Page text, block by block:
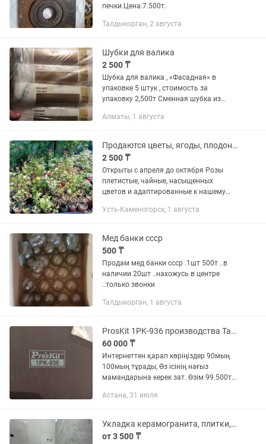
печки.Цена:7.500т.
Талдыкорган, 2 августа
Шубки для валика
2 500 ₸
Шубка для валика , «Фасадная» в
упаковке 5 штук , стоимость за
упаковку 2,500т Сменная шубка из
предназначена для окрашивания
(бетон,...
Алматы, 1 августа
Продаются цветы, ягоды, плодоносные деревья для сада
2 500 ₸
Открыты с апреля до октября Розы
плетистые, чайные, насыщенных
цветов и адаптированные к нашему
красная, 1500т Малина красная
Усть-Каменогорск, 1 августа
Мед банки ссср
500 ₸
Продам мед банки ссср .1шт 500т ..в
наличии 20шт ..нахожусь в центре
..только звонки
Талдыкорган, 1 августа
ProsKit 1PK-936 производства Тайван
60 000 ₸
Интернеттен қарап көріңіздер 90мың
100мың тұрады, Өз ісінің нағыз
мамандарына керек зат. Өзім 99.500т
Астана, 31 июля
Укладка керамогранита, плитки, кафеля
от 3 500 ₸